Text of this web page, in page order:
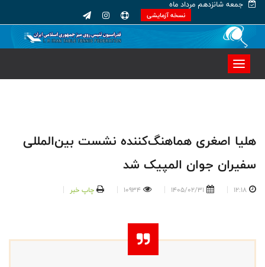
جمعه شانزدهم مرداد ماه
نسخه آزمایشی
هلیا اصغری هماهنگ‌کننده نشست بین‌المللی
سفیران جوان المپیک شد
12:18
1405/02/31
10934 چاپ خبر